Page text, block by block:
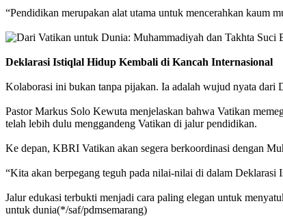
“Pendidikan merupakan alat utama untuk mencerahkan kaum
Deklarasi Istiqlal Hidup Kembali di Kancah Internasional
Kolaborasi ini bukan tanpa pijakan. Ia adalah wujud nyata dari
Pastor Markus Solo Kewuta menjelaskan bahwa Vatikan
telah lebih dulu menggandeng Vatikan di jalur pendidikan.
Ke depan, KBRI Vatikan akan segera berkoordinasi dengan
“Kita akan berpegang teguh pada nilai-nilai di dalam
Jalur edukasi terbukti menjadi cara paling elegan untuk
untuk dunia(*/saf/pdmsemarang)